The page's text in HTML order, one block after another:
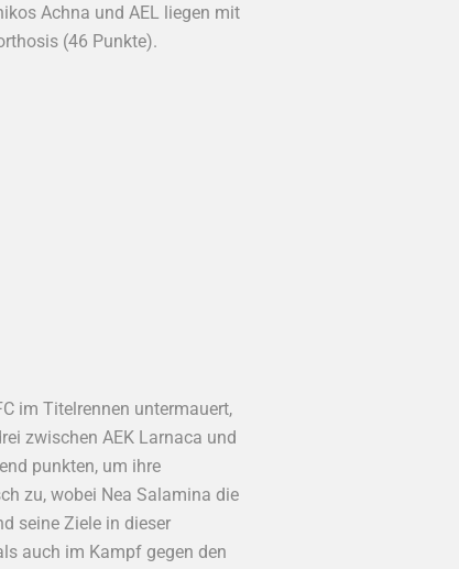
Achna und AEL liegen mit
(46 Punkte).
im Titelrennen untermauert,
zwischen AEK Larnaca und
punkten, um ihre
zu, wobei Nea Salamina die
seine Ziele in dieser
auch im Kampf gegen den